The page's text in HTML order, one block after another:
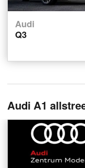
Audi
Q3
Audi A1